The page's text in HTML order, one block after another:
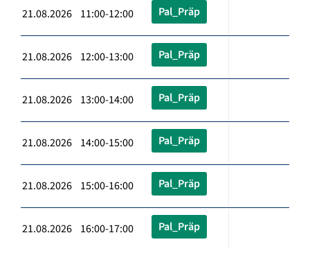
21.08.2026 11:00-12:00 Pal_Präp
21.08.2026 12:00-13:00 Pal_Präp
21.08.2026 13:00-14:00 Pal_Präp
21.08.2026 14:00-15:00 Pal_Präp
21.08.2026 15:00-16:00 Pal_Präp
21.08.2026 16:00-17:00 Pal_Präp